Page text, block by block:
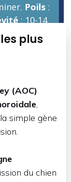
Poils :
: 10-14
plus
(AOC)
,
simple gène
du chien